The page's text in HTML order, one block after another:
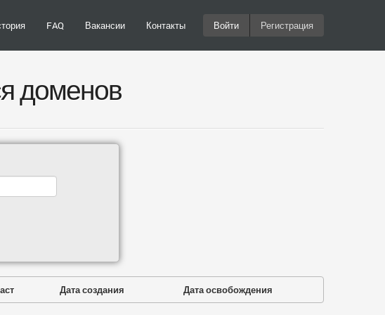
FAQ Вакансии Контакты Войти Регистрация
доменов
Дата создания Дата освобождения